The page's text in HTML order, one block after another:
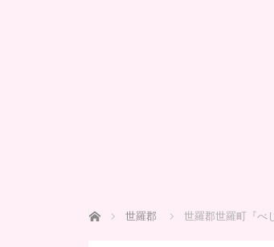
ホーム 世羅郡 世羅郡世羅町『べ